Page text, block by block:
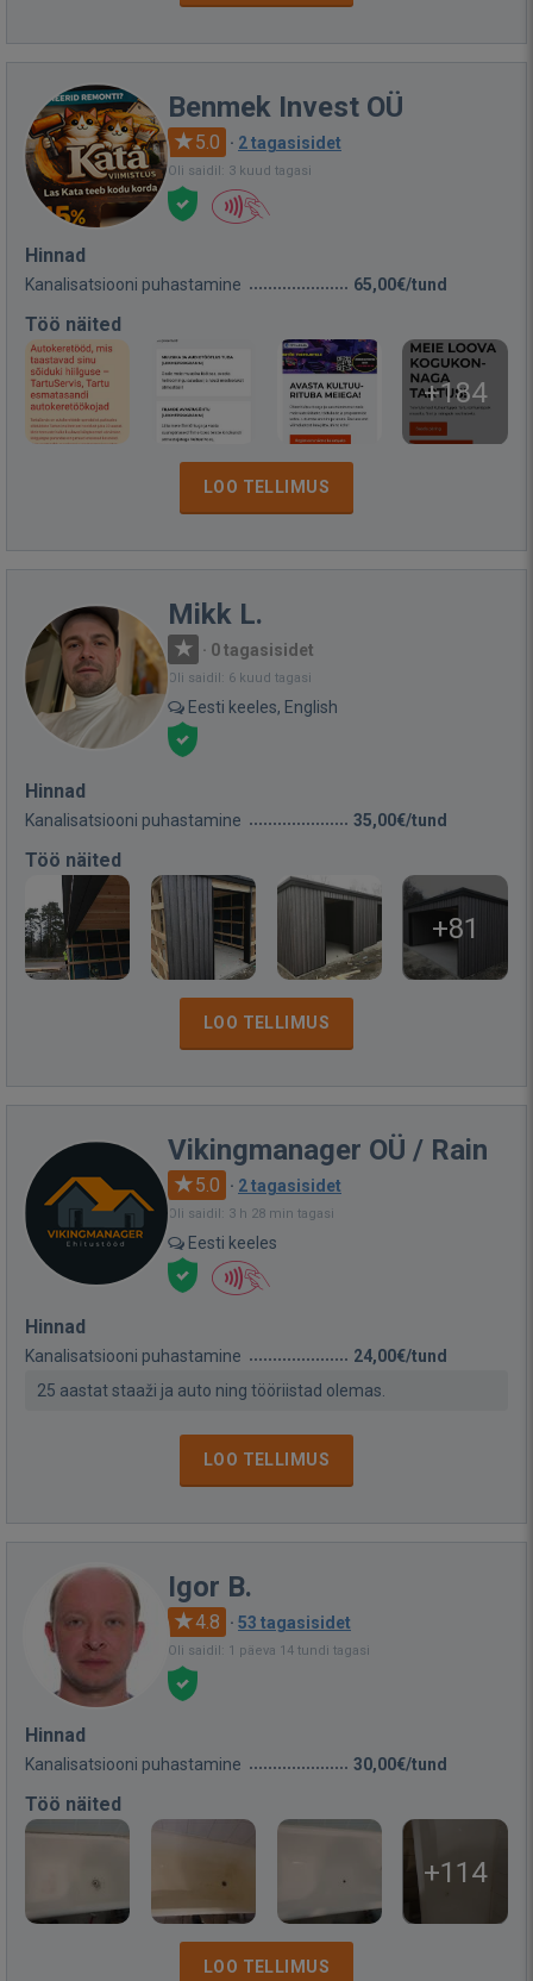
Benmek Invest OÜ
5.0 · 2 tagasisidet
Oli saidil: 3 kuud tagasi
Hinnad
Kanalisatsiooni puhastamine 65,00€/tund
Töö näited
+184
LOO TELLIMUS
Mikk L.
· 0 tagasisidet
Oli saidil: 6 kuud tagasi
Eesti keeles, English
Hinnad
Kanalisatsiooni puhastamine 35,00€/tund
Töö näited
+81
LOO TELLIMUS
Vikingmanager OÜ / Rain
5.0 · 2 tagasisidet
Oli saidil: 3 h 28 min tagasi
Eesti keeles
Hinnad
Kanalisatsiooni puhastamine
24,00€/tund
25 aastat staaži ja auto ning tööriistad olemas.
LOO TELLIMUS
Igor B.
4.8 · 53 tagasisidet
Oli saidil: 1 päeva 14 tundi tagasi
Hinnad
Kanalisatsiooni puhastamine 30,00€/tund
Töö näited
+114
LOO TELLIMUS